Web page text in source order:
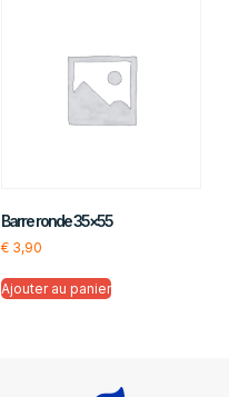
Barre ronde 35×55
€3,90
Ajouter au panier